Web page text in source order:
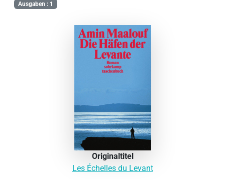
Ausgaben : 1
Originaltitel
Les Échelles du Levant